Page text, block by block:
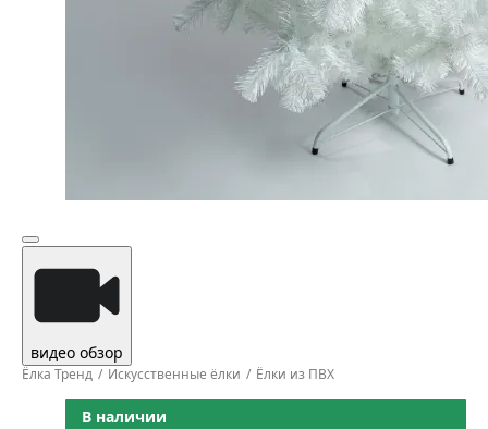
видео обзор
Ёлка Тренд Искусственные ёлки Ёлки из ПВХ
В наличии